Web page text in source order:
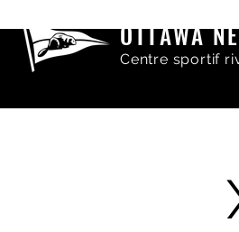
OTTAWA
Centre sportif